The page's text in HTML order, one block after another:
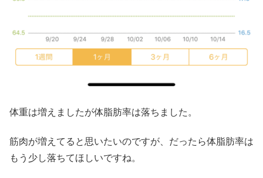
体重は増えましたが体脂肪率は落ちました。
筋肉が増えてると思いたいのですが、だったら体脂肪率は
もう少し落ちてほしいですね。